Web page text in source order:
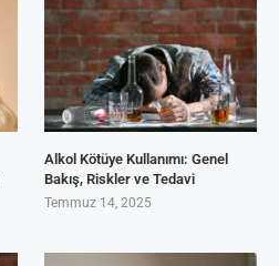
Alkol Kötüye Kullanımı: Genel
Bakış, Riskler ve Tedavi
Temmuz 14, 2025